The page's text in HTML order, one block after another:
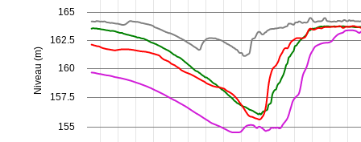
The chart has 1 X axis displaying Time. Data ranges from 2025-
The chart has 1 Y axis displaying Niveau (m). Data ranges from
Niveau (m)
155
157.5
160
162.5
165